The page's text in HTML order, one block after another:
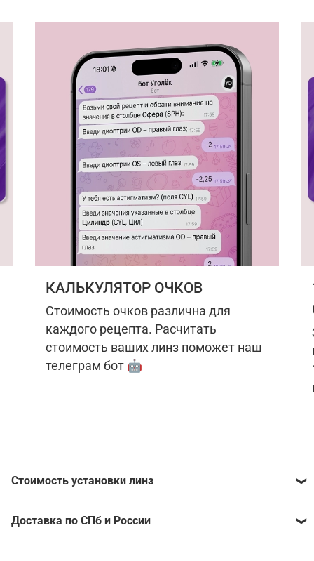
КАЛЬКУЛЯТОР ОЧКОВ
Стоимость очков различна для
каждого рецепта. Расчитать
стоимость ваших линз поможет наш
телеграм бот 🤖
Стоимость установки линз
Расчитать стоимость ваших линз поможет
Доставка по СПб и России